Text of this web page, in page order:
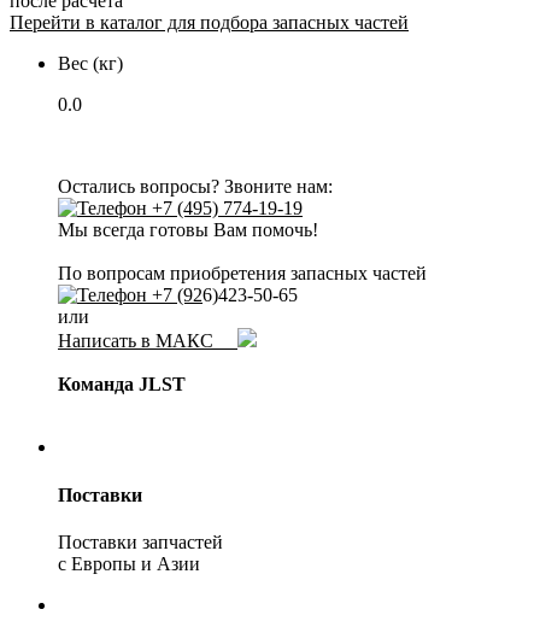
Перейти в каталог для подбора запасных частей
Вес (кг)
0.0
Остались вопросы? Звоните нам:
+7 (495) 774-19-19
Мы всегда готовы Вам помочь!
По вопросам приобретения запасных частей
+7 (926)423-50-65
или
Написать в МАКС
Команда JLST
Поставки
Поставки запчастей
с Европы и Азии